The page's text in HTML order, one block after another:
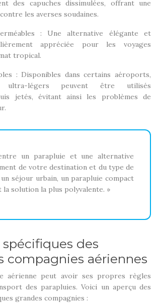
des capuches dissimulées, offrant une
les averses soudaines.
: Une alternative élégante et
appréciée pour les voyages
tropical.
: Disponibles dans certains aéroports,
ultra-légers peuvent être utilisés
jetés, évitant ainsi les problèmes de
un parapluie et une alternative
de votre destination et du type de
séjour urbain, un parapluie compact
la solution la plus polyvalente. »
des
compagnies aériennes
aérienne peut avoir ses propres règles
des parapluies. Voici un aperçu des
grandes compagnies :